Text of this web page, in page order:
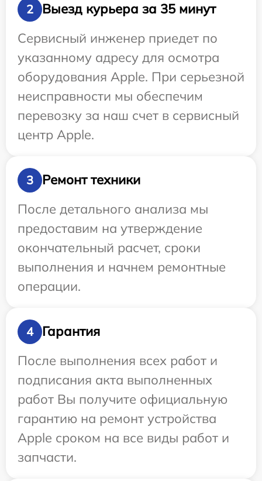
2
Выезд курьера за 35 минут
Сервисный инженер приедет по
указанному адресу для осмотра
оборудования Apple. При серьезной
неисправности мы обеспечим
перевозку за наш счет в сервисный
центр Apple.
3
Ремонт техники
После детального анализа мы
предоставим на утверждение
окончательный расчет, сроки
выполнения и начнем ремонтные
операции.
4
Гарантия
После выполнения всех работ и
подписания акта выполненных
работ Вы получите официальную
гарантию на ремонт устройства
Apple сроком на все виды работ и
запчасти.